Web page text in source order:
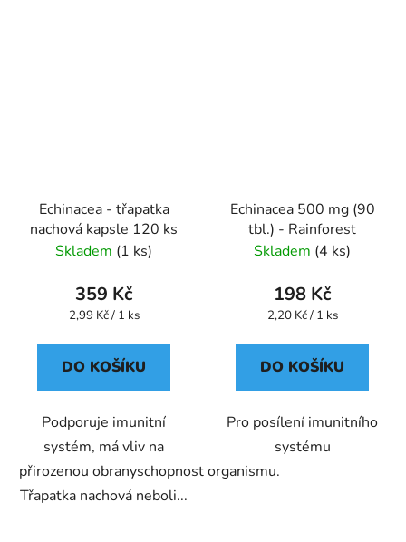
Echinacea - třapatka
nachová kapsle 120 ks
Skladem (1 ks)
359 Kč
Měrná
2,99 Kč / 1 ks
DO KOŠÍKU
Podporuje imunitní
systém, má vliv na
přirozenou obranyschopnost organismu.
Třapatka nachová neboli...
Echinacea 500 mg (90
tbl.) - Rainforest
Skladem (4 ks)
198 Kč
Měrná
2,20 Kč / 1 ks
DO KOŠÍKU
Pro posílení imunitního
systému